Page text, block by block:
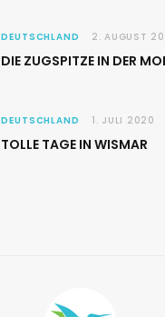
DEUTSCHLAND 2. AUGUST
DIE ZUGSPITZE IN DER
DEUTSCHLAND 1. JULI 2020
TOLLE TAGE IN WISMAR